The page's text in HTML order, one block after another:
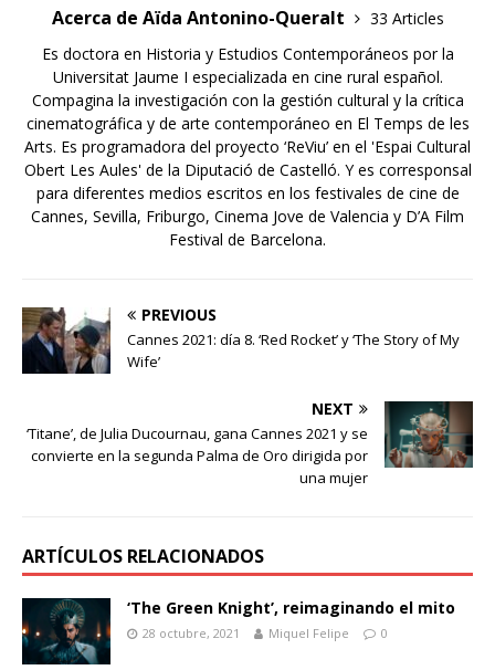
Acerca de Aïda Antonino-Queralt
33 Articles
Es doctora en Historia y Estudios Contemporáneos por la
Universitat Jaume I especializada en cine rural español.
Compagina la investigación con la gestión cultural y la crítica
cinematográfica y de arte contemporáneo en El Temps de les
Arts. Es programadora del proyecto ‘ReViu’ en el 'Espai Cultural
Obert Les Aules' de la Diputació de Castelló. Y es corresponsal
para diferentes medios escritos en los festivales de cine de
Cannes, Sevilla, Friburgo, Cinema Jove de Valencia y D’A Film
Festival de Barcelona.
PREVIOUS
Cannes 2021: día 8. ‘Red Rocket’ y ‘The Story of My
Wife’
NEXT
‘Titane’, de Julia Ducournau, gana Cannes 2021 y se
convierte en la segunda Palma de Oro dirigida por
una mujer
ARTÍCULOS RELACIONADOS
‘The Green Knight’, reimaginando el mito
28 octubre, 2021 Miquel Felipe 0